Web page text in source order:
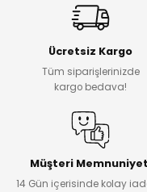
Dantelya Kız Çocuk Tişört
Urban Kız Çocuk Süveterli
Ücretsiz Kargo
Tüm siparişlerinizde
kargo bedava!
Müşteri
14 Gün içerisinde kolay